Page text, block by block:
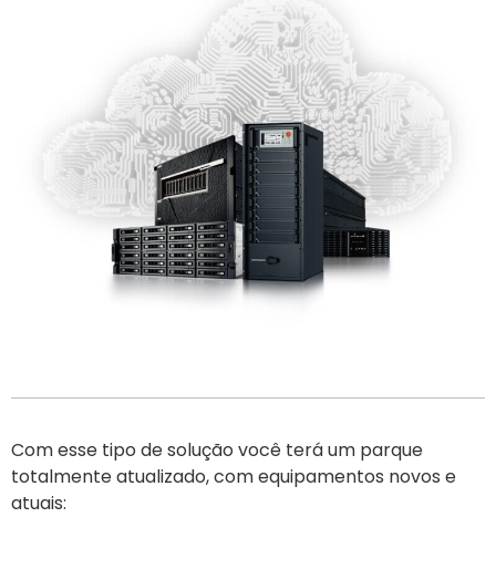
Com esse tipo de solução você terá um parque
totalmente atualizado, com equipamentos novos e
atuais: